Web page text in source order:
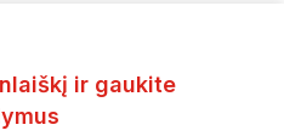
ir gaukite